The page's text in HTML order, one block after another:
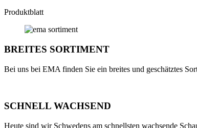
Produktblatt
BREITES SORTIMENT
Bei uns bei EMA finden Sie ein breites und geschätztes
SCHNELL WACHSEND
Heute sind wir Schwedens am schnellsten wachsende